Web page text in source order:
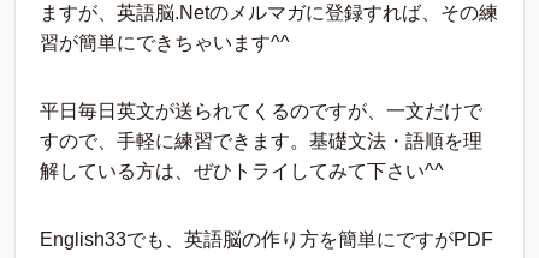
ますが、英語脳.Netのメルマガに登録すれば、その練
習が簡単にできちゃいます^^
平日毎日英文が送られてくるのですが、一文だけで
すので、手軽に練習できます。基礎文法・語順を理
解している方は、ぜひトライしてみて下さい^^
English33でも、英語脳の作り方を簡単にですがPDF